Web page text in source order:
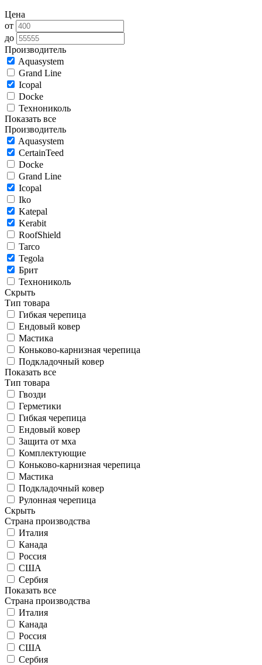
Цена
от
до
Производитель
Aquasystem
Grand Line
Icopal
Docke
Технониколь
Показать все
Производитель
Aquasystem
CertainTeed
Docke
Grand Line
Icopal
Iko
Katepal
Kerabit
RoofShield
Tarco
Tegola
Брит
Технониколь
Скрыть
Тип товара
Гибкая черепица
Ендовый ковер
Мастика
Коньково-карнизная черепица
Подкладочный ковер
Показать все
Тип товара
Гвозди
Герметики
Гибкая черепица
Ендовый ковер
Защита от мха
Комплектующие
Коньково-карнизная черепица
Мастика
Подкладочный ковер
Рулонная черепица
Скрыть
Страна производства
Италия
Канада
Россия
США
Сербия
Показать все
Страна производства
Италия
Канада
Россия
США
Сербия